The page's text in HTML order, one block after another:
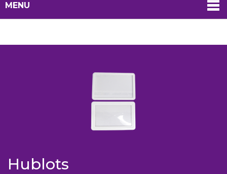
MENU
Hublots